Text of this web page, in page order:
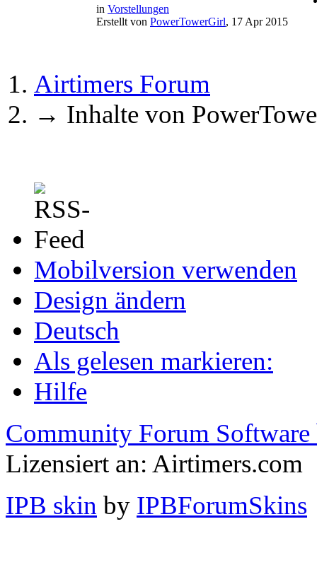
in Vorstellungen
Erstellt von PowerTowerGirl, 17 Apr 2015
Airtimers Forum
→ Inhalte von
Mobilversion verwenden
Design ändern
Deutsch
Als gelesen markieren:
Hilfe
Community Forum Software
Lizensiert an: Airtimers.com
IPB skin by IPBForumSkins